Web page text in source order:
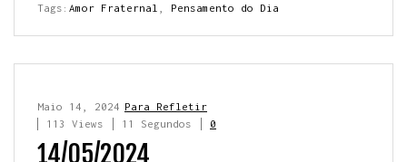
Tags: Amor Fraternal Pensamento do Dia
Para Refletir
Maio 14, 2024
113 Views
11 Segundos 0
14/05/2024